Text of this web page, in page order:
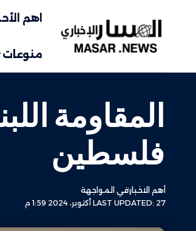
اهم
منوعات
المقاومة
فلسطين
LAST UPDATED: 27 أكتوبر، 2024 1:59 م
أهم الاخبارفي المواجهة